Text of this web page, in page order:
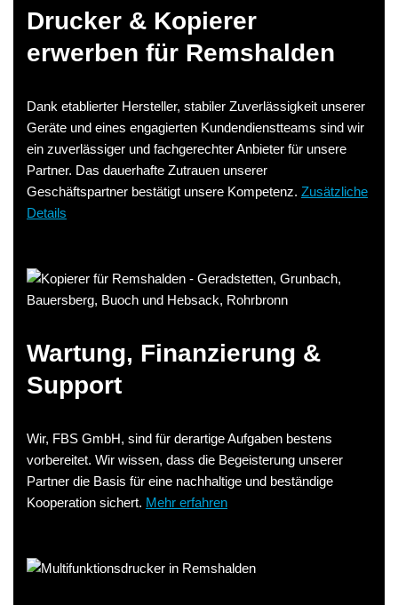
Drucker & Kopierer
erwerben für Remshalden
Dank etablierter Hersteller, stabiler Zuverlässigkeit unserer
Geräte und eines engagierten Kundendienstteams sind wir
ein zuverlässiger und fachgerechter Anbieter für unsere
Partner. Das dauerhafte Zutrauen unserer
Geschäftspartner bestätigt unsere Kompetenz. Zusätzliche
Details
Wartung, Finanzierung &
Support
Wir, FBS GmbH, sind für derartige Aufgaben bestens
vorbereitet. Wir wissen, dass die Begeisterung unserer
Partner die Basis für eine nachhaltige und beständige
Kooperation sichert. Mehr erfahren